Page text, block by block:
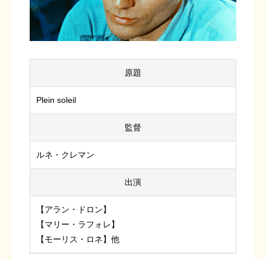
原題
Plein soleil
監督
ルネ・クレマン
出演
【アラン・ドロン】
【マリー・ラフォレ】
【モーリス・ロネ】他